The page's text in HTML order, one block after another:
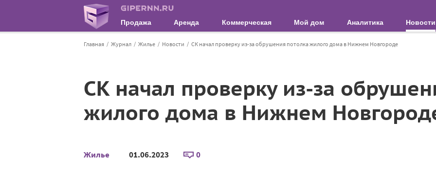
Продажа Аренда Коммерческая Мой дом Аналитика Новости
Главная Журнал Жилье Новости СК начал проверку из-за обрушения потолка жилого дома в Нижнем Новгороде
СК начал проверку из-за
жилого дома в Нижнем
Жилье 01.06.2023 0